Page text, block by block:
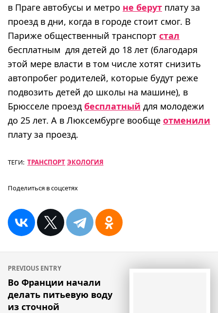
в Праге автобусы и метро не берут плату за
проезд в дни, когда в городе стоит смог. В
Париже общественный транспорт стал
бесплатным для детей до 18 лет (благодаря
этой мере власти в том числе хотят снизить
автопробег родителей, которые будут реже
подвозить детей до школы на машине), в
Брюсселе проездбесплатный для молодежи
до 25 лет. А в Люксембурге вообще отменили
плату за проезд.
ТЕГИ: ТРАНСПОРТ ЭКОЛОГИЯ
Поделиться в соцсетях
Навигация
по
записям
PREVIOUS ENTRY
Во Франции начали
делать питьевую воду
из сточной